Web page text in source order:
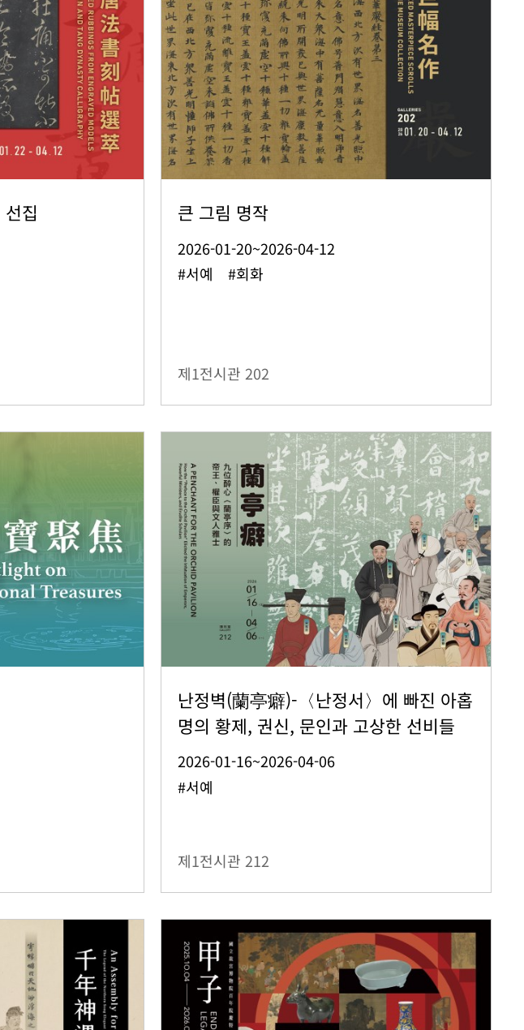
집 큰 그림 명작
2026-01-20~2026-04-12
#서예 #회화
제1전시관 202
난정벽(蘭亭癖)-〈난정서〉에 빠진 아홉
명의 황제, 권신, 문인과 고상한 선비들
2026-01-16~2026-04-06
#서예
제1전시관 212